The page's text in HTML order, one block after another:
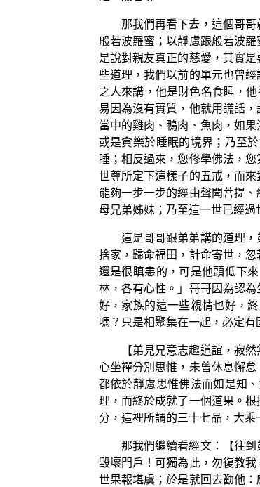
那我們再看下去，這個哥
般若波羅蜜；以靜慮跟般若波
是說對親友真正的慈愛，其實
些道理，我們以前的單元也曾
之人來講，他是財色名食睡，
易因為沒有實質，他就用謊話
當中的雞肉、鴨肉、魚肉，如
或是貪樂於睡眠的境界；乃至
睡；相反過來，您修學佛法，
世尊所定下這樣子的五戒，而
能夠一步一步的經由聲聞菩提
母兄弟姊妹；乃至這一世已經
這是哥哥跟弟弟講的道理
捨家，歸命福田，計命寄世，
還是很瞋恚的，可是他頭低下
林，各有心性。」哥哥因為認
好，家族的這一些親情也好，
嗎？只是相聚集在一起，必定
【弟見兄意志趣道誼，寂
心坐禪分別思惟，未曾休息懈
都依於靜慮思惟佛法而如是知
理，而終於成就了一個道果。
分，這裡所謂的三十七品，大
那我們繼續看經文：【往
毀壞門戶！可獨為此，勿復教
世果報堪虞；於是就回去勸他